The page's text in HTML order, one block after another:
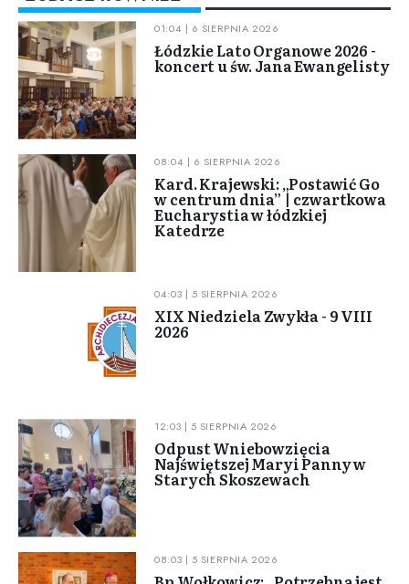
01:04 | 6 SIERPNIA 2026
Łódzkie Lato Organowe 2026 -
koncert u św. Jana Ewangelisty
08:04 | 6 SIERPNIA 2026
Kard. Krajewski: „Postawić Go
w centrum dnia” | czwartkowa
Eucharystia w łódzkiej
Katedrze
04:03 | 5 SIERPNIA 2026
XIX Niedziela Zwykła - 9 VIII
2026
12:03 | 5 SIERPNIA 2026
Odpust Wniebowzięcia
Najświętszej Maryi Panny w
Starych Skoszewach
08:03 | 5 SIERPNIA 2026